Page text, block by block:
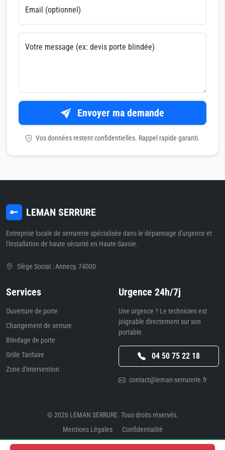
Email (optionnel)
Votre message (ex: devis porte blindée)
Envoyer ma demande
Vos données restent confidentielles. Rappel rapide garanti.
LEMAN SERRURE
Entreprise locale de serrurerie spécialisée dans le dépannage d'urgence et
l'installation de haute sécurité en Haute-Savoie.
Siège Social : Annecy, 74000
Services
Ouverture de porte
Changement de serrure
Blindage de porte
Grille Tarifaire
Zone d'intervention
Urgence 24h/7j
Une urgence ? Le technicien est
joignable directement sur son
portable.
04 50 75 22 18
contact@leman-serrurerie.fr
© 2026 LEMAN SERRURE. Tous droits réservés.
Mentions Légales
Confidentialité